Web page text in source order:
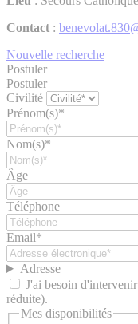
Contact :
Nouvelle recherche
Postuler
Postuler
Civilité
Prénom(s)*
Nom(s)*
Âge
Téléphone
Email*
Adresse
J'ai besoin
réduite).
Mes disponibilités